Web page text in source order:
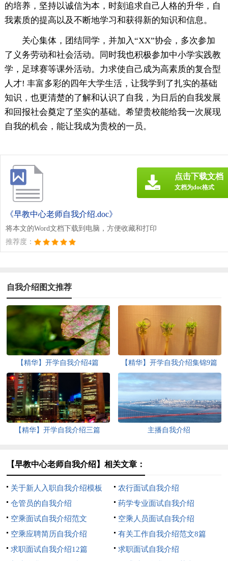
的培养，坚持以诚信为本，时刻追求自己人格的升华，自
我素质的提高以及不断地学习和获得新的知识和信息。
关心集体，团结同学，并加入“XX”协会，多次参加
了义务劳动和社会活动。同时我也积极参加中小学实践教
学，足球赛等课外活动。力求使自己成为高素质的复合型
人才! 丰富多彩的四年大学生活，让我学到了扎实的基础
知识，也更清楚的了解和认识了自我，为日后的自我发展
和回报社会奠定了坚实的基础。希望贵校能给我一次展现
自我的机会，能让我成为贵校的一员。
《早教中心老师自我介绍.doc》
将本文的Word文档下载到电脑，方便收藏和打印
推荐度：
点击下载文档
文档为doc格式
自我介绍图文推荐
【精华】开学自我介绍4篇 【精华】开学自我介绍集锦9篇
【精华】开学自我介绍三篇 主播自我介绍
【早教中心老师自我介绍】相关文章：
关于新人入职自我介绍模板
农行面试自我介绍
仓管员的自我介绍
药学专业面试自我介绍
空乘面试自我介绍范文
空乘人员面试自我介绍
空乘应聘简历自我介绍
有关工作自我介绍范文8篇
求职面试自我介绍12篇
求职面试自我介绍